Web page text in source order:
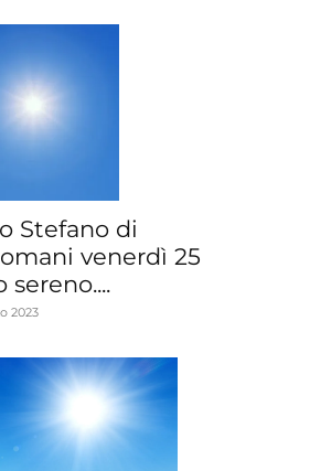
Stefano di
venerdì 25
2023